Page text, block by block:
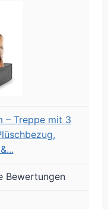
– Treppe mit 3
Bewertungen